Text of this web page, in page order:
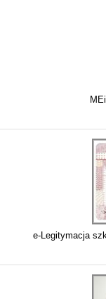
e-Legitymacja